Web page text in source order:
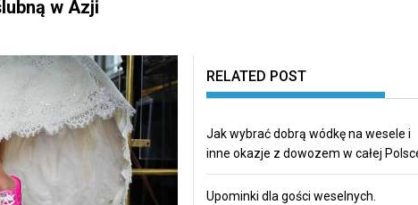
w Azji
RELATED POST
Jak wybrać dobrą wódkę na wesele i
inne okazje z dowozem w całej
Upominki dla gości weselnych.